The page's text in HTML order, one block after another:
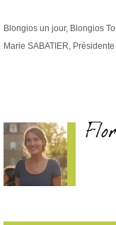
Blongios un jour, Blongios
Marie SABATIER, Présidente